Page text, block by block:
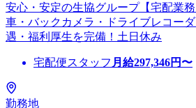
安心・安定の生協グループ【宅配業
車・バックカメラ・ドライブレコー
遇・福利厚生を完備！土日休み
宅配便スタッフ 月給297,346円〜
勤務地